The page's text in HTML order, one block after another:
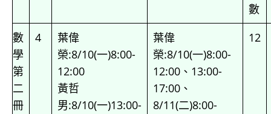
數
數
學
第
二
冊
4
葉偉
榮:8/10(一)8:00-
12:00
黃哲
男:8/10(一)13:00-
葉偉
榮:8/10(一)8:00-
12:00、13:00-
17:00、
8/11(二)8:00-
12